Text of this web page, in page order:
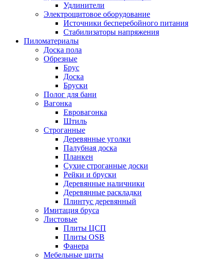
Удлинители
Электрощитовое оборудование
Источники бесперебойного питания
Стабилизаторы напряжения
Пиломатериалы
Доска пола
Обрезные
Брус
Доска
Бруски
Полог для бани
Вагонка
Евровагонка
Штиль
Строганные
Деревянные уголки
Палубная доска
Планкен
Сухие строганные доски
Рейки и бруски
Деревянные наличники
Деревянные раскладки
Плинтус деревянный
Имитация бруса
Листовые
Плиты ЦСП
Плиты OSB
Фанера
Мебельные щиты